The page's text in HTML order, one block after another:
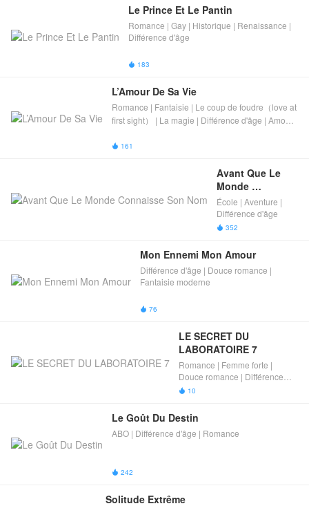
Le Prince Et Le Pantin
Romance | Gay | Historique | Renaissance |
Différence d'âge​
 183
L’Amour De Sa Vie
Romance | Fantaisie | Le coup de foudre（love at
first sight） | La magie | Différence d'âge​ | Amour
 161
Avant Que Le
Monde
Connaisse Son
Nom
École | Aventure |
Différence d'âge​
 352
Mon Ennemi Mon Amour
Différence d'âge​ | Douce romance |
Fantaisie moderne
 76
LE SECRET DU
LABORATOIRE 7
Romance | Femme forte |
Douce romance | Différence
d'âge​
 10
Le Goût Du Destin
ABO | Différence d'âge​ | Romance
 242
Solitude Extrême